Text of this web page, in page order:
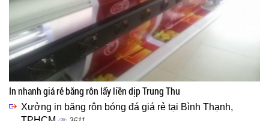
In nhanh giá rẻ băng rôn lấy liền dịp Trung Thu
Xưởng in băng rôn bóng đá giá rẻ tại Bình Thạnh,